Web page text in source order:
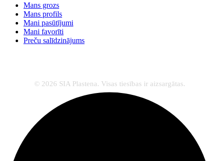
Mans grozs
Mans profils
Mani pasūtījumi
Mani favorīti
Preču salīdzinājums
© 2026 SIA Plastena. Visas tiesības ir aizsargātas.